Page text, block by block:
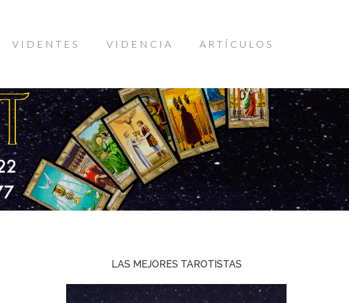
VIDENTES VIDENCIA ARTÍCULOS
LAS MEJORES TAROTISTAS